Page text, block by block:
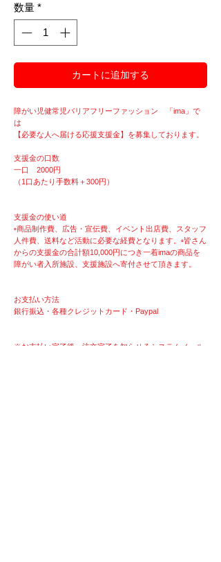
数量 *
カートに追加する
障がい児健常児バリアフリーファッション 「ima」で
は
【必要な人へ届ける応援支援金】を募集しております。
支援金の口数
一口 2000円
（1口あたり手数料＋300円）
支援金の使い道
▫︎商品制作費、広告・宣伝費、イベント出店費、スタッフ
人件費、送料など活動に必要な経費となります。▫︎皆さん
からの支援金の合計額10,000円につき一着imaの商品を
障がい者入所施設、支援施設へ寄付させて頂きます。
お支払い方法
銀行振込・各種クレジットカード・Paypal
※お支払い完了後、注文完了を知らせるシステムメール